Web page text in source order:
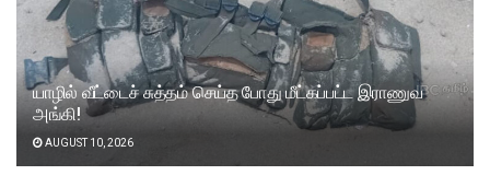
யாழில் வீட்டைச் சுத்தம் செய்த போது மீட்கப்பட்ட இராணுவ
அங்கி!
AUGUST 10, 2026